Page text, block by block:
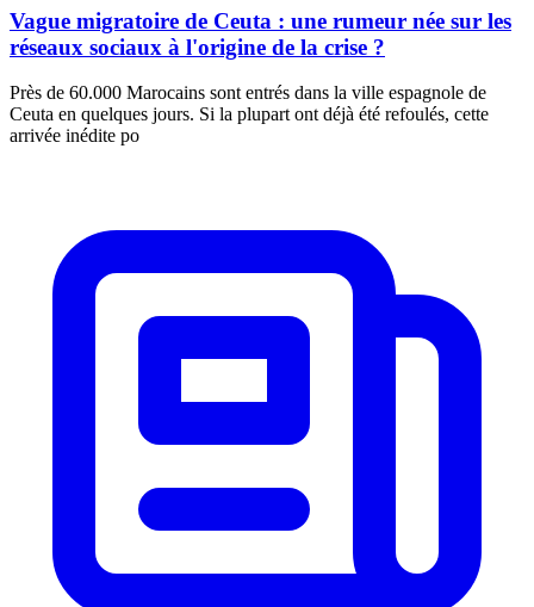
Vague migratoire de Ceuta : une rumeur née sur les
réseaux sociaux à l'origine de la crise ?
Près de 60.000 Marocains sont entrés dans la ville espagnole de
Ceuta en quelques jours. Si la plupart ont déjà été refoulés, cette
arrivée inédite po